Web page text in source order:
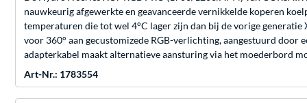
nauwkeurig afgewerkte en geavanceerde vernikkelde koperen
temperaturen die tot wel 4°C lager zijn dan bij de vorige generatie
voor 360° aan gecustomizede RGB-verlichting, aangestuurd door
adapterkabel maakt alternatieve aansturing via het moederbord
Art-Nr.: 1783554